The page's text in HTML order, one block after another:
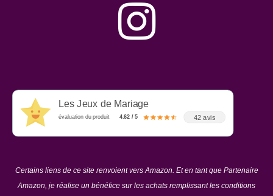
Les Jeux de Mariage
évaluation du produit 4.62 / 5 42 avis
Certains liens de ce site renvoient vers Amazon. Et en tant que Partenaire
Amazon, je réalise un bénéfice sur les achats remplissant les conditions